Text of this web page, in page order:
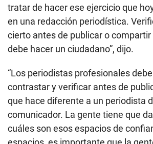
tratar de hacer ese ejercicio que
en una redacción periodística.
cierto antes de publicar o compartir
debe hacer un ciudadano”, dijo.
“Los periodistas profesionales
contrastar y verificar antes de
que hace diferente a un periodista
comunicador. La gente tiene que
cuáles son esos espacios de